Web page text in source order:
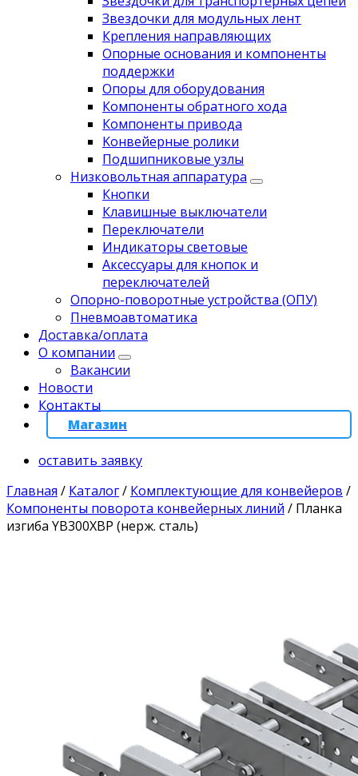
Звездочки для модульных лент
Крепления направляющих
Опорные основания и компоненты
поддержки
Опоры для оборудования
Компоненты обратного хода
Компоненты привода
Koнвейерныe pолики
Подшипниковые узлы
Низковольтная аппаратура
Кнопки
Клавишные выключатели
Переключатели
Индикаторы световые
Аксессуары для кнопок и
переключателей
Опорно-поворотные устройства (ОПУ)
Пневмоавтоматика
Доставка/оплата
О компании
Вакансии
Новости
Контакты
Магазин
оставить заявку
Главная / Каталог/ Комплектующие для конвейеров /
Компоненты поворота конвейерных линий / Планка
изгиба YB300XBP (нерж. сталь)